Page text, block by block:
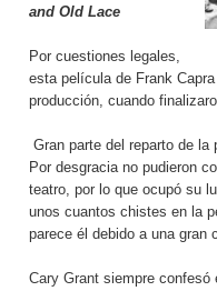
and Old Lace
Por cuestiones legales,
esta película de Frank
producción, cuando
Gran parte del reparto de
Por desgracia no pudieron
teatro, por lo que ocupó su
unos cuantos chistes en la
parece él debido a una gran
Cary Grant siempre confesó